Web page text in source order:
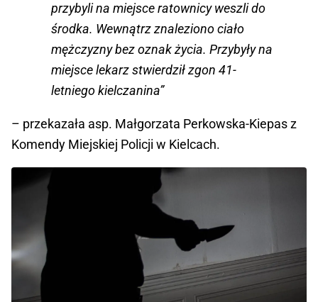
przybyli na miejsce ratownicy weszli do
środka. Wewnątrz znaleziono ciało
mężczyzny bez oznak życia. Przybyły na
miejsce lekarz stwierdził zgon 41-
letniego kielczanina”
– przekazała asp. Małgorzata Perkowska-Kiepas z
Komendy Miejskiej Policji w Kielcach.